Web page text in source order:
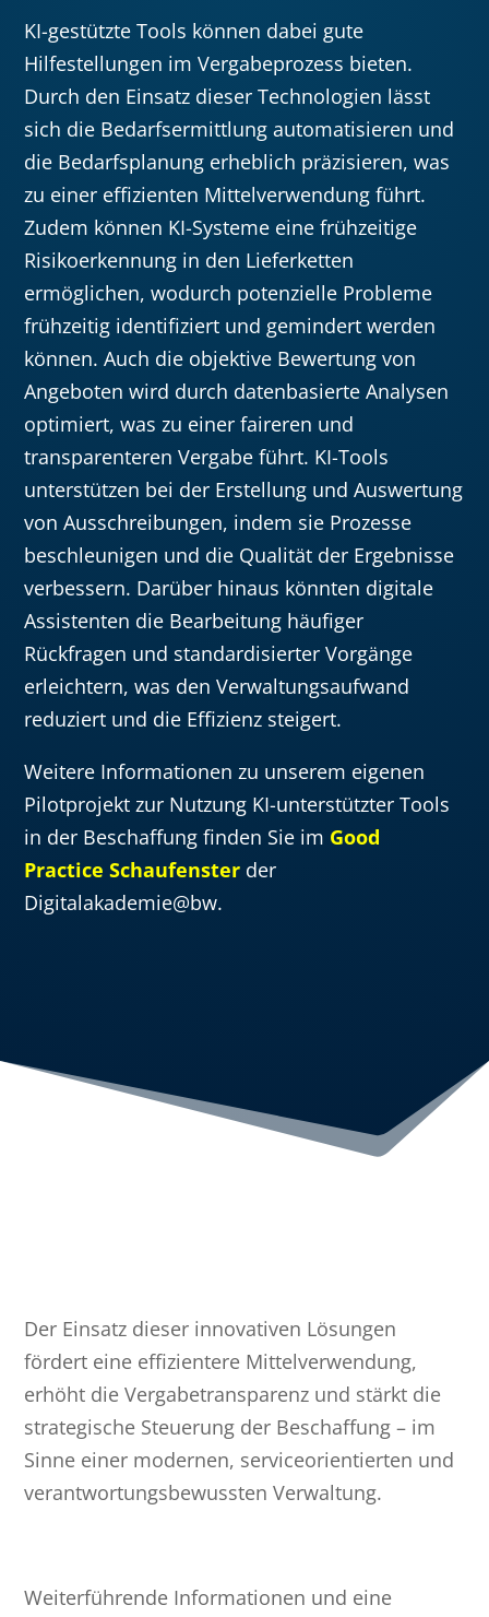
KI-gestützte Tools können dabei gute
Hilfestellungen im Vergabeprozess bieten.
Durch den Einsatz dieser Technologien lässt
sich die Bedarfsermittlung automatisieren und
die Bedarfsplanung erheblich präzisieren, was
zu einer effizienten Mittelverwendung führt.
Zudem können KI-Systeme eine frühzeitige
Risikoerkennung in den Lieferketten
ermöglichen, wodurch potenzielle Probleme
frühzeitig identifiziert und gemindert werden
können. Auch die objektive Bewertung von
Angeboten wird durch datenbasierte Analysen
optimiert, was zu einer faireren und
transparenteren Vergabe führt. KI-Tools
unterstützen bei der Erstellung und Auswertung
von Ausschreibungen, indem sie Prozesse
beschleunigen und die Qualität der Ergebnisse
verbessern. Darüber hinaus könnten digitale
Assistenten die Bearbeitung häufiger
Rückfragen und standardisierter Vorgänge
erleichtern, was den Verwaltungsaufwand
reduziert und die Effizienz steigert.
Weitere Informationen zu unserem eigenen
Pilotprojekt zur Nutzung KI-unterstützter Tools
in der Beschaffung finden Sie im Good
Practice Schaufenster der
Digitalakademie@bw.
Der Einsatz dieser innovativen Lösungen
fördert eine effizientere Mittelverwendung,
erhöht die Vergabetransparenz und stärkt die
strategische Steuerung der Beschaffung – im
Sinne einer modernen, serviceorientierten und
verantwortungsbewussten Verwaltung.
Weiterführende Informationen und eine